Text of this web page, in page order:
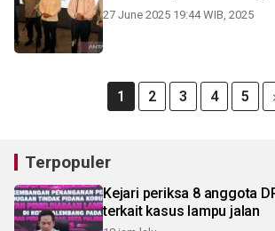
27 June 2025 19:44 WIB, 2025
1 2 3 4 5
Terpopuler
Kejari periksa 8 anggota
terkait kasus lampu jalan